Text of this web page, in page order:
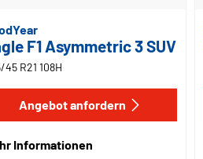
F1 Asymmetric 3 SUV
45 R21 108H
Angebot anfordern
Informationen